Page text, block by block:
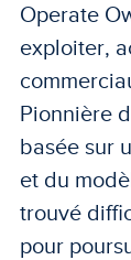
Operate
exploiter,
Pionnière
basée sur
et du
trouvé
pour